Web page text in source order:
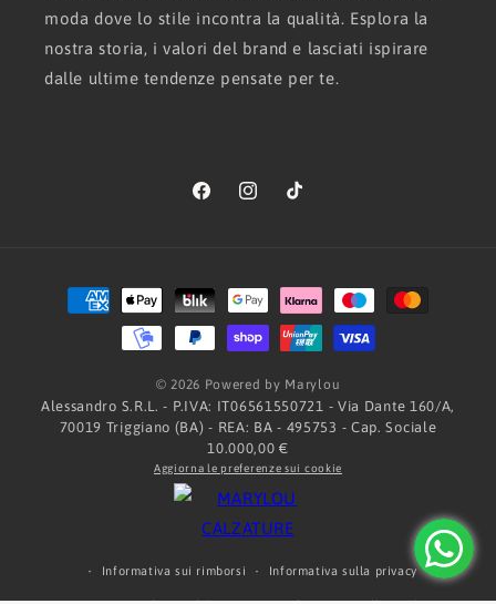
moda dove lo stile incontra la qualità. Esplora la
nostra storia, i valori del brand e lasciati ispirare
dalle ultime tendenze pensate per te.
FacebookInstagramTikTok
Metodi
di
pagamento
© 2026 Powered by Marylou
Alessandro S.R.L. - P.IVA: IT06561550721 - Via Dante 160/A,
70019 Triggiano (BA) - REA: BA - 495753 - Cap. Sociale
10.000,00 €
Aggiorna le preferenze sui cookie
Informativa sui rimborsi Informativa sulla privacy